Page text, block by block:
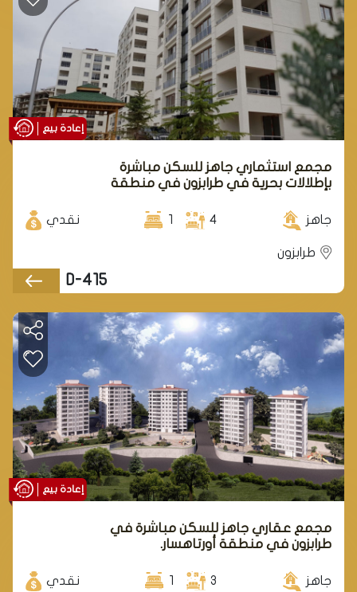
مجمع استثماري جاهز للسكن مباشرة
بإطلالات بحرية في طرابزون في منطقة
جاهز 4
1 نقدي
طرابزون
D-415
مجمع عقاري جاهز للسكن مباشرة في
طرابزون في منطقة أورتاهسار.
جاهز 3
1 نقدي